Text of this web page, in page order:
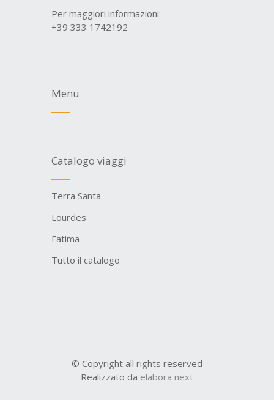
Per maggiori informazioni:
+39 333 1742192
Menu
Catalogo viaggi
Terra Santa
Lourdes
Fatima
Tutto il catalogo
© Copyright all rights reserved
Realizzato da elabora next